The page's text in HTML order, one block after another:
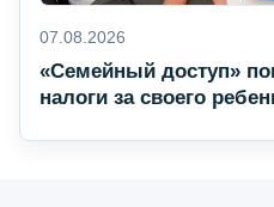
07.08.2026
«Семейный доступ»
налоги за своего